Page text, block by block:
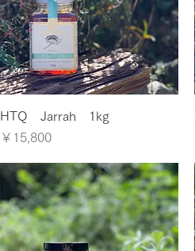
クイックビュー
HTQ Jarrah 1kg
価格
￥15,800